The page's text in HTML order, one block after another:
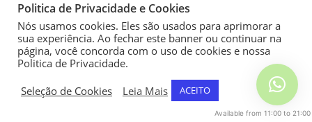
Politica de Privacidade e Cookies
Nós usamos cookies. Eles são usados para aprimorar a
sua experiência. Ao fechar este banner ou continuar na
página, você concorda com o uso de cookies e nossa
Politica de Privacidade.
Seleção de Cookies
Leia Mais ACEITO
Available from 11:00 to 21:00